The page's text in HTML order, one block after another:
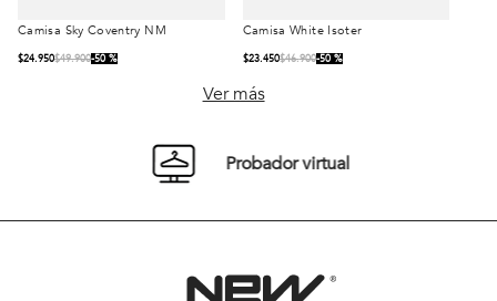
Camisa Sky Coventry NM
$24.950$49.900 50 %
Talla
Camisa White Isoter
$23.450$46.900 50 %
Talla
Ver más
Probador virtual